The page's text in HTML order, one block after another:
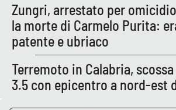
APP
Android
Apple
Zungri, arrestato per
la morte di Carmelo Purita:
patente e ubriaco
Terremoto in Calabria,
3.5 con epicentro a nord-est